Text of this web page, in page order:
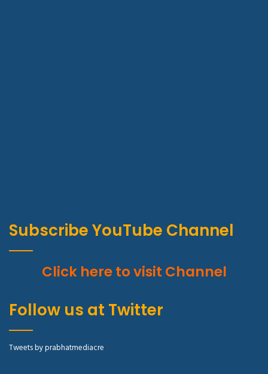
Subscribe YouTube Channel
Click here to visit Channel
Follow us at Twitter
Tweets by prabhatmediacre